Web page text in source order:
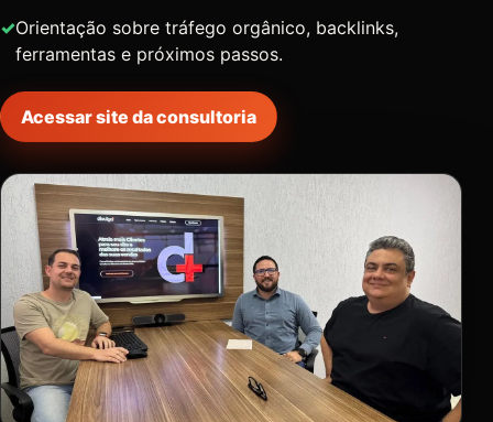
Orientação sobre tráfego orgânico, backlinks,
ferramentas e próximos passos.
Acessar site da consultoria